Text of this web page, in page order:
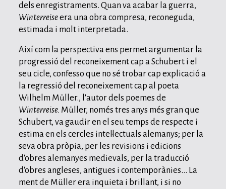
dels enregistraments. Quan va acabar la guerra,
Winterreiseera una obra compresa, reconeguda,
estimada i molt interpretada.
Així com la perspectiva ens permet argumentar la
progressió del reconeixement cap a Schubert i el
seu cicle, confesso que no sé trobar cap explicació a
la regressió del reconeixement cap al poeta
Wilhelm Müller., l'autor dels poemes de
Winterreise. Müller, només tres anys més gran que
Schubert, va gaudir en el seu temps de respecte i
estima en els cercles intel·lectuals alemanys; per la
seva obra pròpia, per les revisions i edicions
d'obres alemanyes medievals, per la traducció
d'obres angleses, antigues i contemporànies... La
ment de Müller era inquieta i brillant, i si no